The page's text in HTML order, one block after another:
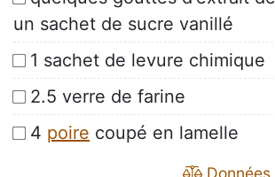
un sachet de sucre vanillé
1 sachet de levure chimique
2.5 verre de farine
4 poire coupé en lamelle